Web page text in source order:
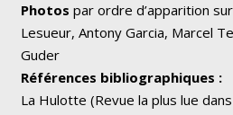
Photos par ordre d’apparition
Lesueur, Antony Garcia, Marcel
Guder
Références bibliographiques :
La Hulotte (Revue la plus lue